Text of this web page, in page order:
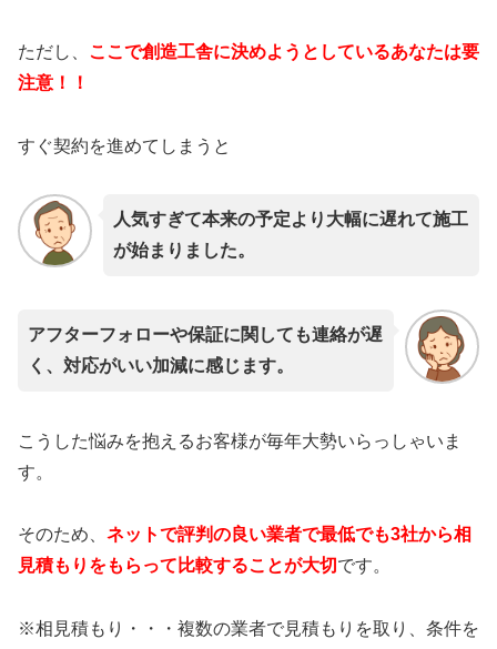
ただし、 こ こで創造工舎に決めようとしているあなたは要
注意！！
すぐ契約を進めてしまうと
人気すぎて本来の予定より大幅に遅れて施工
が始まりました。
アフターフォローや保証に関しても連絡が遅
く、対応がいい加減に感じます。
こうした悩みを抱えるお客様が毎年大勢いらっしゃいま
す。
そのため、 ネットで評判の良い業者で最低でも3社から相
見積もりをもらって比較することが大切です。
※相見積もり・・・複数の業者で見積もりを取り、条件を